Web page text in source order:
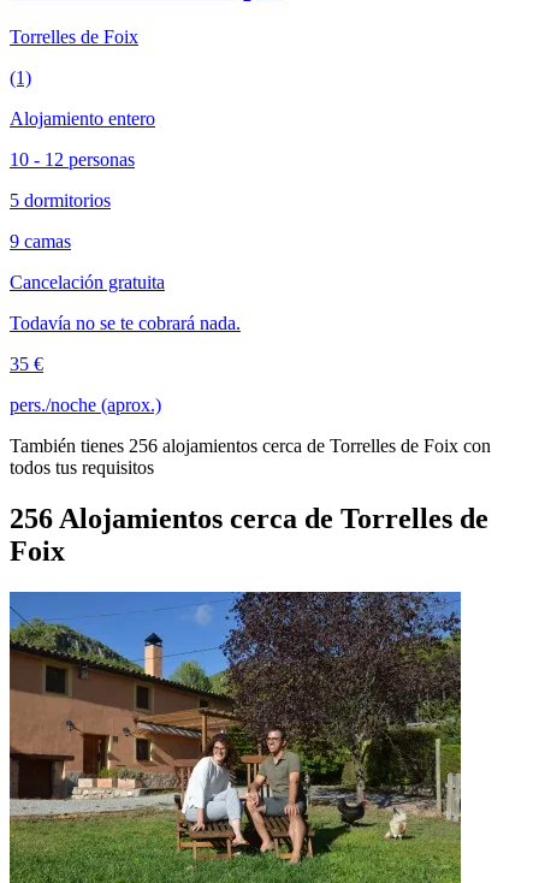
Torrelles de Foix
(1)
Alojamiento entero
10 - 12 personas
5 dormitorios
9 camas
Cancelación gratuita
Todavía no se te cobrará nada.
35 €
pers./noche (aprox.)
También tienes 256 alojamientos cerca de Torrelles de Foix con
todos tus requisitos
256 Alojamientos cerca de Torrelles de
Foix